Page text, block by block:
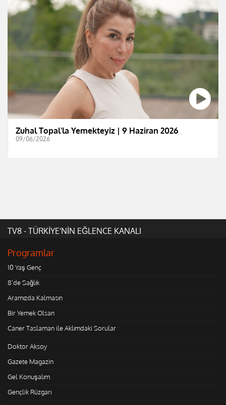
Zuhal Topal'la Yemekteyiz | 9 Haziran 2026
09/06/2026
TV8 - TÜRKİYE'NİN EĞLENCE KANALI
Programlar
10 Yaş Genç
8'de Sağlık
Aramızda Kalmasın
Bir Yemek Olsan
Caner Taslaman ile Aklımdaki Sorular
Doktor Aksoy
Gazete Magazin
Gel Konuşalım
Gençlik Rüzgarı